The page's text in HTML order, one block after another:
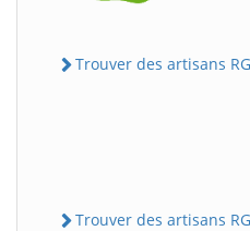
Trouver des artisans
Trouver des artisans